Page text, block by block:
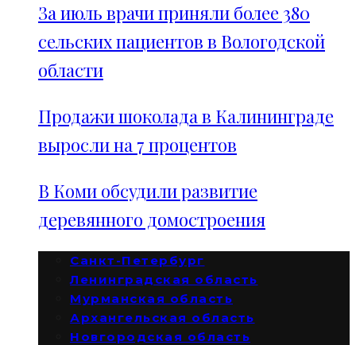
За июль врачи приняли более 380
сельских пациентов в Вологодской
области
Продажи шоколада в Калининграде
выросли на 7 процентов
В Коми обсудили развитие
деревянного домостроения
Санкт-Петербург
Ленинградская область
Мурманская область
Архангельская область
Новгородская область